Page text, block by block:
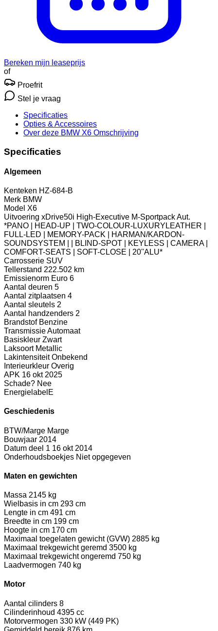
Bereken mijn leaseprijs
of
Proefrit
Stel je vraag
Specificaties
Opties & Accessoires
Over deze BMW X6 Omschrijving
Specificaties
Algemeen
Kenteken HZ-684-B
Merk BMW
Model X6
Uitvoering xDrive50i High-Executive M-Sportpack Aut.
*PANO | HEAD-UP | TWO-COLOUR-LUXURYLEATHER |
FULL-LED | MEMORY-PACK | HARMAN/KARDON-
SOUNDSYSTEM | | BLIND-SPOT | KEYLESS | CAMERA |
COMFORT-SEATS | SOFT-CLOSE | 20''ALU*
Carrosserie SUV
Tellerstand 222.502 km
Emissienorm Euro 6
Aantal deuren 5
Aantal zitplaatsen 4
Aantal sleutels 2
Aantal handzenders 2
Brandstof Benzine
TransmissieAutomaat
Basiskleur Zwart
Laksoort Metallic
Lakintensiteit Onbekend
Interieurkleur Overig
APK 16 okt 2025
Schade? Nee
Energielabel E
Geschiedenis
BTW/Marge Marge
Bouwjaar 2014
Datum deel 1 16 okt 2014
Onderhoudsboekjes Niet opgegeven
Maten en gewichten
Massa 2145 kg
Wielbasis in cm 293 cm
Lengte in cm 491 cm
Breedte in cm 199 cm
Hoogte in cm 170 cm
Maximaal toegelaten gewicht (GVW) 2885 kg
Maximaal trekgewicht geremd 3500 kg
Maximaal trekgewicht ongeremd 750 kg
Laadvermogen 740 kg
Motor
Aantal cilinders 8
Cilinderinhoud 4395 cc
Motorvermogen 330 kW (449 PK)